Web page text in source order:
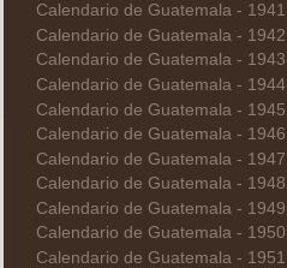
Calendario de Guatemala - 1941
Calendario de Guatemala - 1942
Calendario de Guatemala - 1943
Calendario de Guatemala - 1944
Calendario de Guatemala - 1945
Calendario de Guatemala - 1946
Calendario de Guatemala - 1947
Calendario de Guatemala - 1948
Calendario de Guatemala - 1949
Calendario de Guatemala - 1950
Calendario de Guatemala - 1951